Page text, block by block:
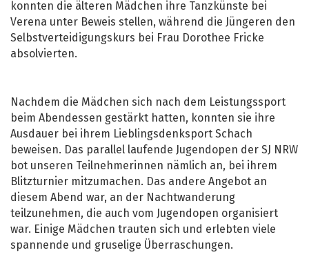
konnten die älteren Mädchen ihre Tanzkünste bei
Verena unter Beweis stellen, während die Jüngeren den
Selbstverteidigungskurs bei Frau Dorothee Fricke
absolvierten.
Nachdem die Mädchen sich nach dem Leistungssport
beim Abendessen gestärkt hatten, konnten sie ihre
Ausdauer bei ihrem Lieblingsdenksport Schach
beweisen. Das parallel laufende Jugendopen der SJ NRW
bot unseren Teilnehmerinnen nämlich an, bei ihrem
Blitzturnier mitzumachen. Das andere Angebot an
diesem Abend war, an der Nachtwanderung
teilzunehmen, die auch vom Jugendopen organisiert
war. Einige Mädchen trauten sich und erlebten viele
spannende und gruselige Überraschungen.